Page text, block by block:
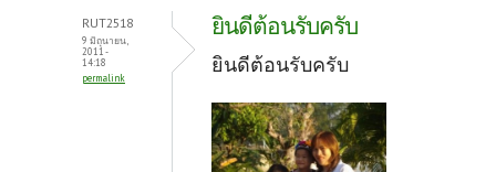
RUT2518
9 มิถุนายน,
2011 -
14:18
permalink
ยินดีต้อนรับครับ
ยินดีต้อนรับครับ